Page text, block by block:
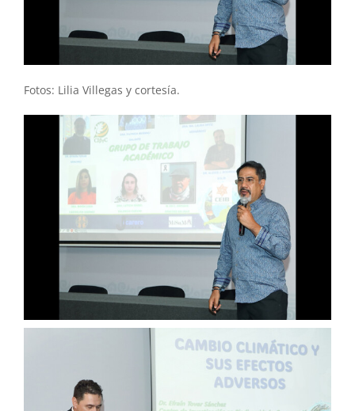
Fotos: Lilia Villegas y cortesía.